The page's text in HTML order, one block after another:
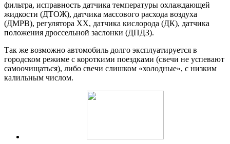
фильтра, исправность датчика температуры охлаждающей
жидкости (ДТОЖ), датчика массового расхода воздуха
(ДМРВ), регулятора ХХ, датчика кислорода (ДК), датчика
положения дроссельной заслонки (ДПДЗ).
Так же возможно автомобиль долго эксплуатируется в
городском режиме с короткими поездками (свечи не успевают
самоочищаться), либо свечи слишком «холодные», с низким
калильным числом.